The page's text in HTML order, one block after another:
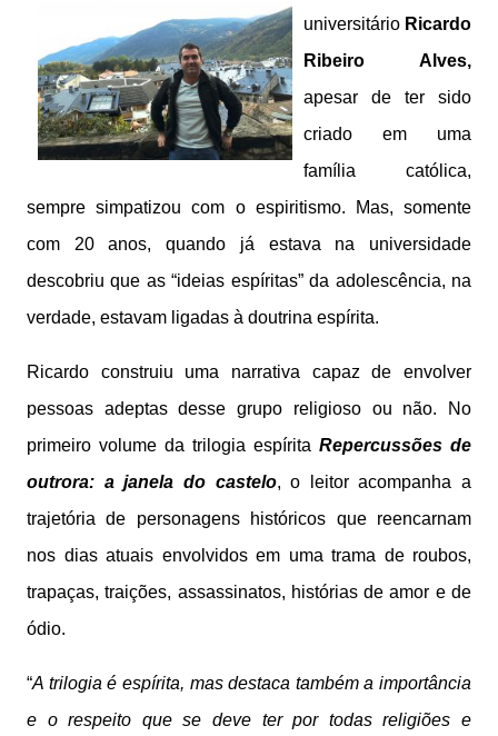
universitário Ricardo
Ribeiro Alves,
apesar de ter sido
criado em uma
família católica,
sempre simpatizou com o espiritismo. Mas, somente
com 20 anos, quando já estava na universidade
descobriu que as “ideias espíritas” da adolescência, na
verdade, estavam ligadas à doutrina espírita.
Ricardo construiu uma narrativa capaz de envolver
pessoas adeptas desse grupo religioso ou não. No
primeiro volume da trilogia espírita Repercussões de
outrora: a janela do castelo, o leitor acompanha a
trajetória de personagens históricos que reencarnam
nos dias atuais envolvidos em uma trama de roubos,
trapaças, traições, assassinatos, histórias de amor e de
ódio.
“A trilogia é espírita, mas destaca também a importância
e o respeito que se deve ter por todas religiões e